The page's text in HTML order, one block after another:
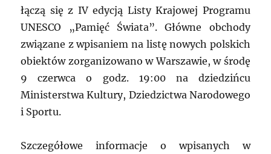
łączą się z IV edycją Listy Krajowej Programu
UNESCO „Pamięć Świata”. Główne obchody
związane z wpisaniem na listę nowych polskich
obiektów zorganizowano w Warszawie, w środę
9 czerwca o godz. 19:00 na dziedzińcu
Ministerstwa Kultury, Dziedzictwa Narodowego
i Sportu.
Szczegółowe informacje o wpisanych w